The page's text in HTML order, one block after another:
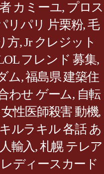
カミーユ, プロス
リパリ 片栗粉,毛
方,Jr クレジット
フレンド 募集,
ム,福島県 建築住
わせ ゲーム, 自転
性医師殺害 動機,
キルラキル 各話 あ
輸入,札幌 テレア
ディースカード